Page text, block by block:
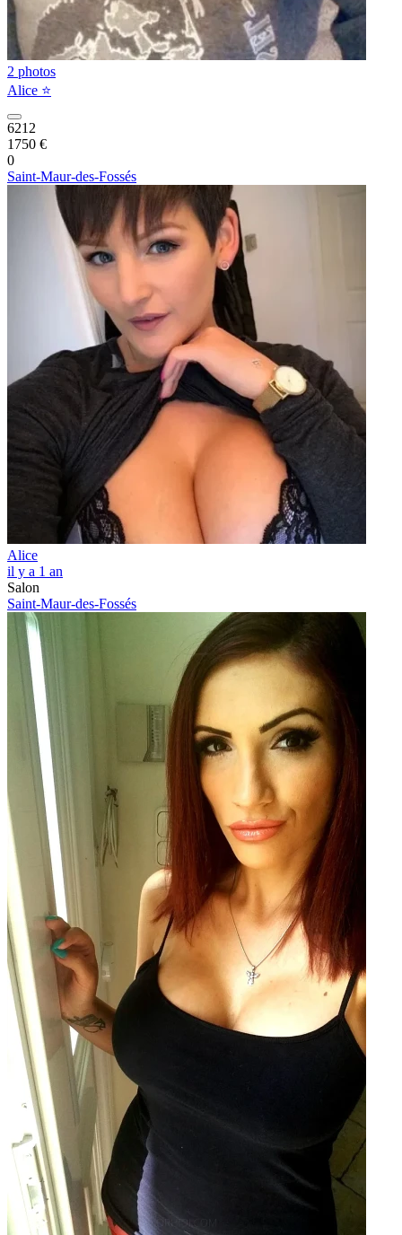
2 photos
Alice ⭐️
6212
1750 €
0
Saint-Maur-des-Fossés
Alice
il y a 1 an
Salon
Saint-Maur-des-Fossés